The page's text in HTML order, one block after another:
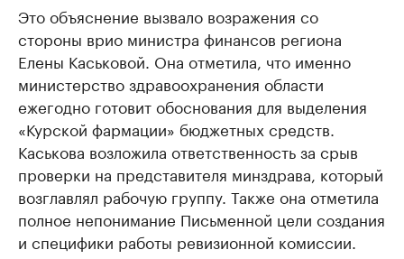
Это объяснение вызвало возражения со
стороны врио министра финансов региона
Елены Каськовой. Она отметила, что именно
министерство здравоохранения области
ежегодно готовит обоснования для выделения
«Курской фармации» бюджетных средств.
Каськова возложила ответственность за срыв
проверки на представителя минздрава, который
возглавлял рабочую группу. Также она отметила
полное непонимание Письменной цели создания
и специфики работы ревизионной комиссии.